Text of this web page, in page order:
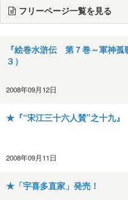
フリーページ一覧を見る
『絵巻水滸伝 第７巻～軍神孤
３）
2008年09月12日
★『“宋江三十六人賛”之十九』
2008年09月11日
★「宇喜多直家」発売！